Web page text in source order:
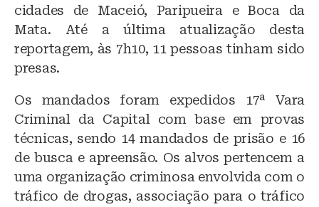
cidades de Maceió, Paripueira e Boca da
Mata. Até a última atualização desta
reportagem, às 7h10, 11 pessoas tinham sido
presas.
Os mandados foram expedidos 17ª Vara
Criminal da Capital com base em provas
técnicas, sendo 14 mandados de prisão e 16
de busca e apreensão. Os alvos pertencem a
uma organização criminosa envolvida com o
tráfico de drogas, associação para o tráfico